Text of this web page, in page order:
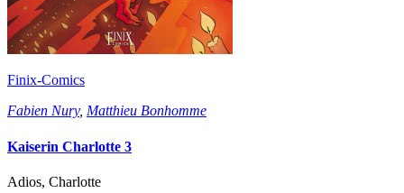
Finix-Comics
Fabien Nury, Matthieu Bonhomme
Kaiserin Charlotte 3
Adios, Charlotte